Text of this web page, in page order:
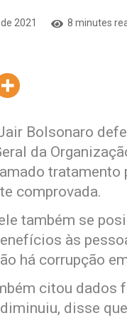
2021 8 minutes
Bolsonaro
da
comprovada.
também se
às
há corrupção
citou dados
disse